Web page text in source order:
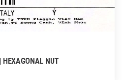
NUT